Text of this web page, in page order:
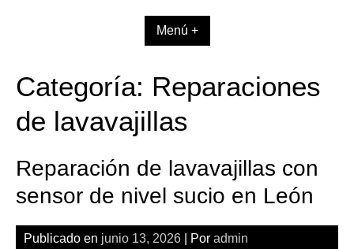
Menú +
Categoría: Reparaciones
de lavavajillas
Reparación de lavavajillas con
sensor de nivel sucio en León
Publicado en junio 13, 2026 | Por admin